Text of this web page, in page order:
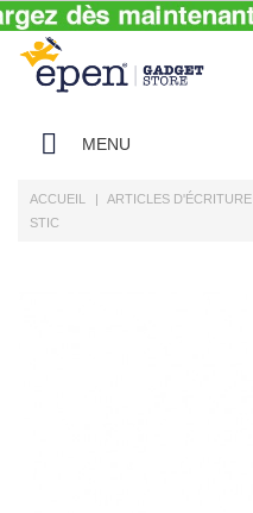
MENU
ACCUEIL ARTICLES D'ÉCRITURE
STIC